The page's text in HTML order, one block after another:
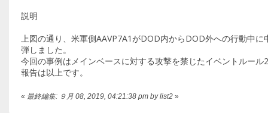
説明
上図の通り、米軍側AAVP7A1がDOD内からDOD外への行動中
弾しました。
今回の事例はメインベースに対する攻撃を禁じたイベントルール
報告は以上です。
« 最終編集: ９月 08, 2019, 04:21:38 pm by list2 »